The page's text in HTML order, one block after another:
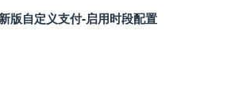
版自定义支付‑启用时段配置